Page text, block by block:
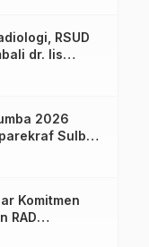
RSUD
dr. Iis
2026
Sulbar
Komitmen
RAD